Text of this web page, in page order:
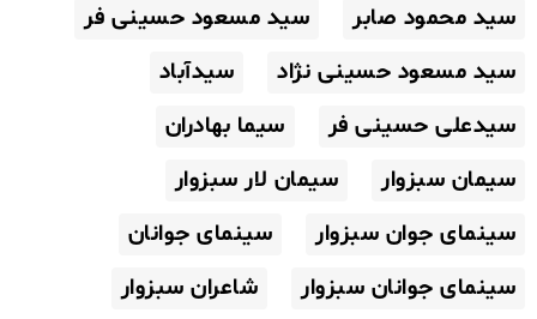
سید محمود صابر
سید مسعود حسینی فر
سید مسعود حسینی نژاد
سیدآباد
سیدعلی حسینی فر
سیما بهادران
سیمان سبزوار
سیمان لار سبزوار
سینمای جوان سبزوار
سینمای جوانان
سینمای جوانان سبزوار
شاعران سبزوار